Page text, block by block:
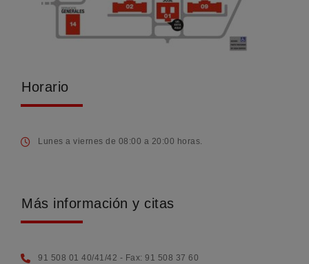
Horario
Lunes a viernes de 08:00 a 20:00 horas.
Más información y citas
91 508 01 40/41/42 - Fax: 91 508 37 60